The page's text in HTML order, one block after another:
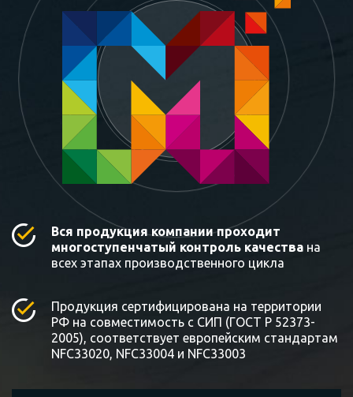
Вся продукция компании проходит
многоступенчатый контроль качества на
всех этапах производственного цикла
Продукция сертифицирована на территории
РФ на совместимость с СИП (ГОСТ Р 52373-
2005), соответствует европейским стандартам
NFC33020, NFC33004 и NFC33003